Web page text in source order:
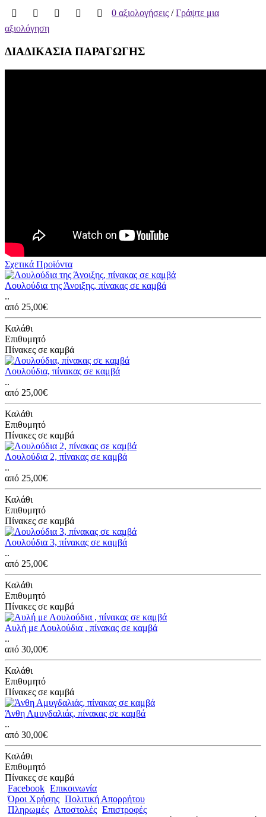
0 αξιολογήσεις /Γράψτε μια
αξιολόγηση
ΔΙΑΔΙΚΑΣΙΑ ΠΑΡΑΓΩΓΗΣ
Σχετικά Προϊόντα
Λουλούδια της Άνοιξης, πίνακας σε καμβά
..
από 25,00€
Καλάθι
Επιθυμητό
Πίνακες σε καμβά
Λουλούδια, πίνακας σε καμβά
..
από 25,00€
Καλάθι
Επιθυμητό
Πίνακες σε καμβά
Λουλούδια 2, πίνακας σε καμβά
..
από 25,00€
Καλάθι
Επιθυμητό
Πίνακες σε καμβά
Λουλούδια 3, πίνακας σε καμβά
..
από 25,00€
Καλάθι
Επιθυμητό
Πίνακες σε καμβά
Αυλή με Λουλούδια , πίνακας σε καμβά
..
από 30,00€
Καλάθι
Επιθυμητό
Πίνακες σε καμβά
Άνθη Αμυγδαλιάς, πίνακας σε καμβά
..
από 30,00€
Καλάθι
Επιθυμητό
Πίνακες σε καμβά
Facebook Επικοινωνία
Όροι Χρήσης Πολιτική Απορρήτου
Πληρωμές Αποστολές Επιστροφές